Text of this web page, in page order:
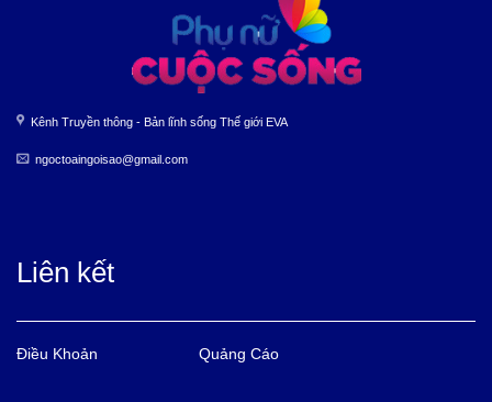
Kênh Truyền thông - Bản lĩnh sống Thế giới EVA
ngoctoaingoisao@gmail.com
Liên kết
Điều Khoản Quảng Cáo